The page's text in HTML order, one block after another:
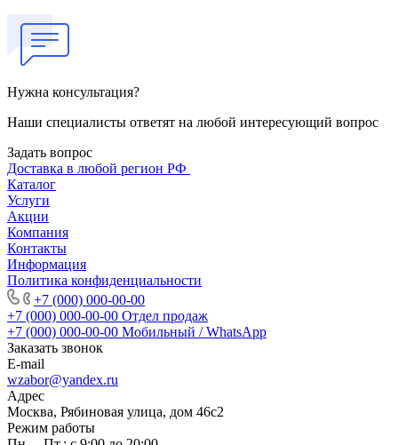
Нужна консультация?
Наши специалисты ответят на любой интересующий вопрос
Задать вопрос
Доставка в любой регион РФ
Каталог
Услуги
Акции
Компания
Контакты
Информация
Политика конфиденциальности
+7 (000) 000-00-00
+7 (000) 000-00-00 Отдел продаж
+7 (000) 000-00-00 Мобильный / WhatsApp
Заказать звонок
E-mail
wzabor@yandex.ru
Адрес
Москва, Рябиновая улица, дом 46с2
Режим работы